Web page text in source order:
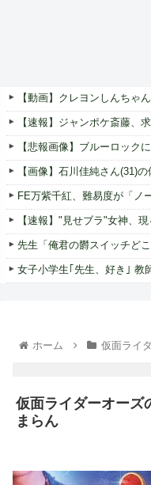
【動画】クレヨンしんちゃ
【速報】ジャンポケ斎藤、
【悲報画像】ブルーロック
【画像】石川佳純さん(31)の
FE万紫千紅、難易度が「ノ
【速報】"見せブラ"女神
先生「俺君の欝スイッチど
女子小学生｢先生、好き｣ 教
ホーム 仮面ライ
仮面ライダーオーズ
まらん